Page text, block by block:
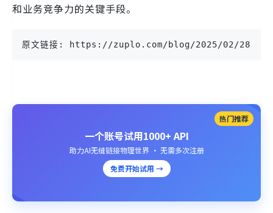
和业务竞争力的关键手段。
原文链接: https://zuplo.com/blog/2025/02/28/
热门推荐
一个账号试用1000+ API
助力AI无缝链接物理世界 · 无需多次注册
免费开始试用 →